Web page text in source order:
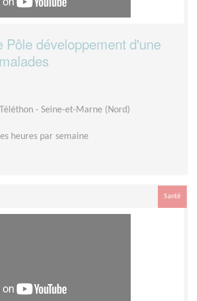
Pôle développement d'une
- Seine-et-Marne (Nord)
heures par semaine
Santé